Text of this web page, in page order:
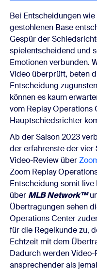
Bei Entscheidungen
gestohlenen Base
Gespür der
spielentscheidend und
Emotionen verbunden.
Video überprüft, beten
Entscheidung
können es kaum
vom Replay Operations
Hauptschiedsrichter
Ab der Saison 2023
der erfahrenste der vier
Video-Review über
Zoom Replay
Entscheidung somit
über MLB Network™
Übertragungen sehen
Operations Center
für die Regelkunde zu,
Echtzeit mit dem
Dadurch werden
ansprechender als